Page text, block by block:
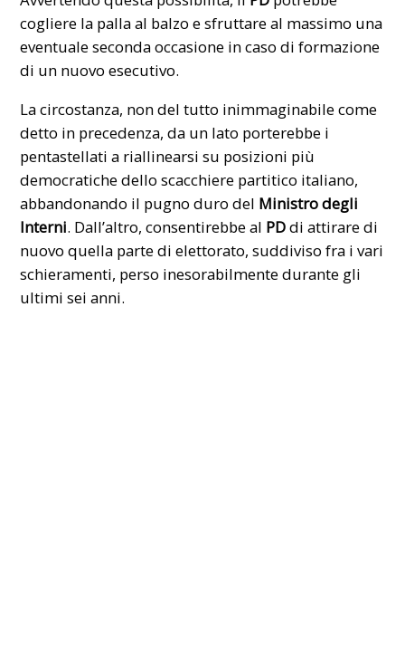
cogliere la palla al balzo e sfruttare al massimo una
eventuale seconda occasione in caso di formazione
di un nuovo esecutivo.
La circostanza, non del tutto inimmaginabile come
detto in precedenza, da un lato porterebbe i
pentastellati a riallinearsi su posizioni più
democratiche dello scacchiere partitico italiano,
abbandonando il pugno duro del Ministro degli
Interni. Dall’altro, consentirebbe al PDdi attirare di
nuovo quella parte di elettorato, suddiviso fra i vari
schieramenti, perso inesorabilmente durante gli
ultimi sei anni.